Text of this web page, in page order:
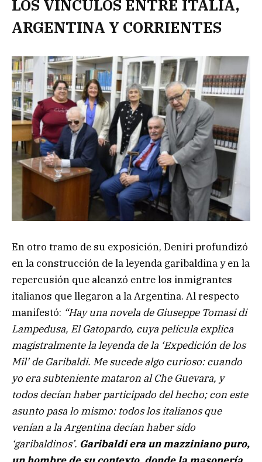
LOS VÍNCULOS ENTRE ITALIA,
ARGENTINA Y CORRIENTES
En otro tramo de su exposición, Deniri profundizó
en la construcción de la leyenda garibaldina y en la
repercusión que alcanzó entre los inmigrantes
italianos que llegaron a la Argentina. Al respecto
manifestó: “Hay una novela de Giuseppe Tomasi di
Lampedusa, El Gatopardo, cuya película explica
magistralmente la leyenda de la ‘Expedición de los
Mil’ de Garibaldi. Me sucede algo curioso: cuando
yo era subteniente mataron al Che Guevara, y
todos decían haber participado del hecho; con este
asunto pasa lo mismo: todos los italianos que
venían a la Argentina decían haber sido
‘garibaldinos’. Garibaldi era un mazziniano puro,